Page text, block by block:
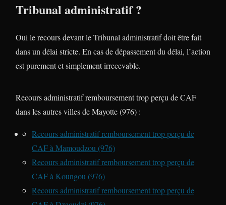
Tribunal administratif ?
Oui le recours devant le Tribunal administratif doit être fait
dans un délai stricte. En cas de dépassement du délai, l’action
est purement et simplement irrecevable.
Recours administratif remboursement trop perçu de CAF
dans les autres villes de Mayotte (976) :
Recours administratif remboursement trop perçu de
CAF à Mamoudzou (976)
Recours administratif remboursement trop perçu de
CAF à Koungou (976)
Recours administratif remboursement trop perçu de